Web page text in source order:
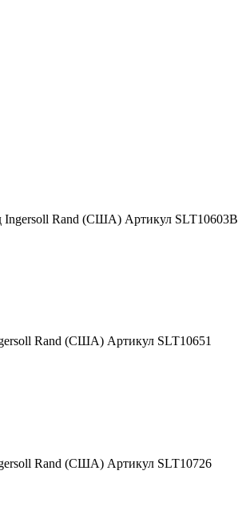
Ingersoll Rand (США) Артикул SLT10603B
Rand (США) Артикул SLT10651
Rand (США) Артикул SLT10726